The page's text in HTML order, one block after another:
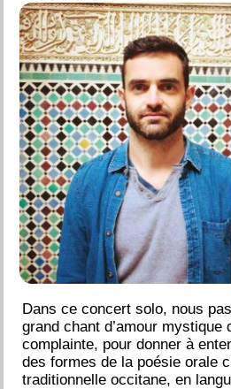
Dans ce concert solo, nous
grand chant d’amour mystique
complainte, pour donner à
des formes de la poésie orale
traditionnelle occitane, en